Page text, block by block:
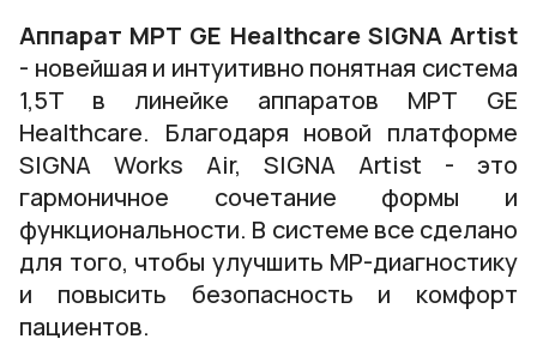
Аппарат МРТ GE Healthcare SIGNA Artist
- новейшая и интуитивно понятная система
1,5T в линейке аппаратов МРТ GE
Healthcare. Благодаря новой платформе
SIGNA Works Air, SIGNA Artist - это
гармоничное сочетание формы и
функциональности. В системе все сделано
для того, чтобы улучшить МР-диагностику
и повысить безопасность и комфорт
пациентов.